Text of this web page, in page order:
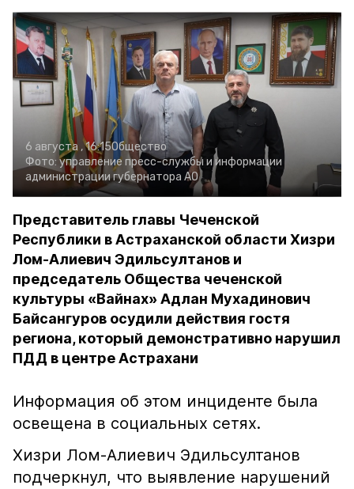
6 августа , 16:15Общество
Фото: управление пресс-службы и информации
администрации губернатора АО
Представитель главы Чеченской
Республики в Астраханской области Хизри
Лом-Алиевич Эдильсултанов и
председатель Общества чеченской
культуры «Вайнах» Адлан Мухадинович
Байсангуров осудили действия гостя
региона, который демонстративно нарушил
ПДД в центре Астрахани
Информация об этом инциденте была
освещена в социальных сетях.
Хизри Лом-Алиевич Эдильсултанов
подчеркнул, что выявление нарушений